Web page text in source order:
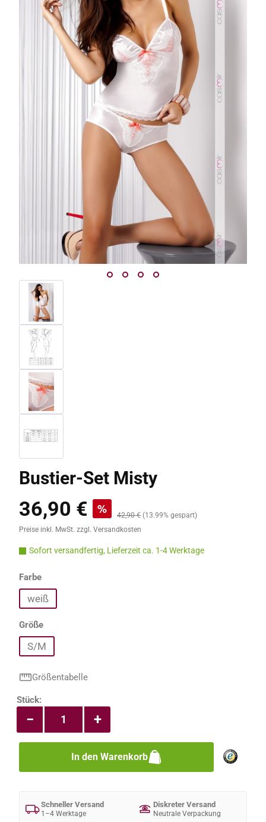
Bustier-Set Misty
Verkaufspreis:
36,90 € % Regulärer Preis:
42,90 € (13.99% gespart)
Preise inkl. MwSt. zzgl. Versandkosten
Sofort versandfertig, Lieferzeit ca. 1-4 Werktage
Farbeauswählen
weiß
Größeauswählen
S/M
Größentabelle
Produkt Anzahl: Gib den gewünschten
Stück:
+
−
In den Warenkorb
Schneller Versand
1–4 Werktage
Diskreter Versand
Neutrale Verpackung